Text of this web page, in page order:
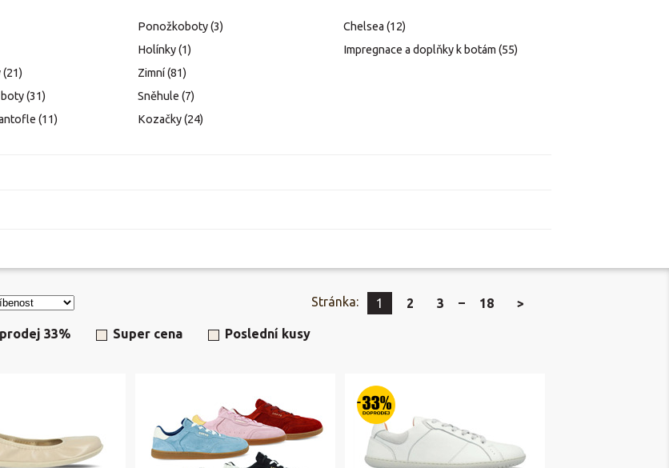
(21)
(31)
(11)
Ponožkoboty(3)
Holínky(1)
Zimní(81)
Sněhule (7)
Kozačky(24)
Chelsea (12)
Impregnace a doplňky k botám (55)
Stránka: 1 2 3 18 >
33% Super cena Poslední kusy